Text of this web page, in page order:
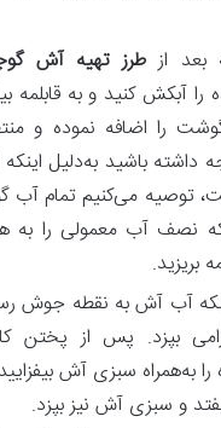
بعد از طرز تهیه آش
آبکش کنید و به قابلمه
را اضافه نموده و
داشته باشید به‌دلیل
توصیه می‌کنیم تمام آب
نصف آب معمولی را
بریزید.
آب آش به نقطه جوش
بپزد. پس‌ از پختن
به‌همراه سبزی آش
و سبزی آش نیز بپزد.